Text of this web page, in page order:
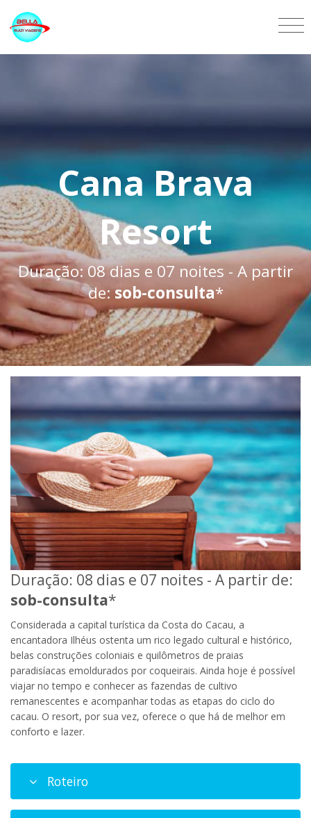
Cana Brava
Resort
Duração: 08 dias e 07 noites - A partir
de:sob-consulta*
Duração: 08 dias e 07 noites - A partir de:
sob-consulta*
Considerada a capital turística da Costa do Cacau, a
encantadora Ilhéus ostenta um rico legado cultural e histórico,
belas construções coloniais e quilômetros de praias
paradisíacas emoldurados por coqueirais. Ainda hoje é possível
viajar no tempo e conhecer as fazendas de cultivo
remanescentes e acompanhar todas as etapas do ciclo do
cacau. O resort, por sua vez, oferece o que há de melhor em
conforto e lazer.
Roteiro